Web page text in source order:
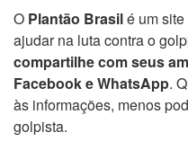
O Plantão Brasilé um
ajudar na luta contra o
compartilhe com seus
Facebook e WhatsApp.
às informações, menos
golpista.